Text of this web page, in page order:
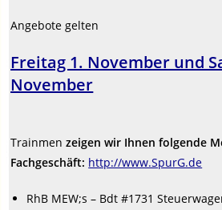
Angebote gelten
Freitag 1. November und
November
Trainmenzeigen wir Ihnen folgende
Fachgeschäft: http://www.SpurG.de
RhB MEW;s – Bdt #1731